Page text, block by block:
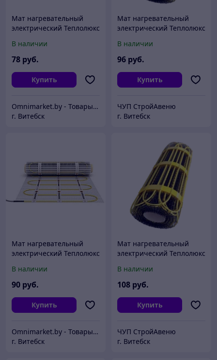
Мат нагревательный
электрический Теплолюкс
Россия
В наличии
78 руб.
Купить
Omnimarket.by - Товары для дома и стройки с доставкой по Беларуси
г. Витебск
Мат нагревательный
электрический Теплолюкс
Россия
В наличии
96 руб.
Купить
ЧУП СтройАвеню
г. Витебск
Мат нагревательный
электрический Теплолюкс
Россия
В наличии
90 руб.
Купить
Omnimarket.by - Товары для дома и стройки с доставкой по Беларуси
г. Витебск
Мат нагревательный
электрический Теплолюкс
Россия
В наличии
108 руб.
Купить
ЧУП СтройАвеню
г. Витебск